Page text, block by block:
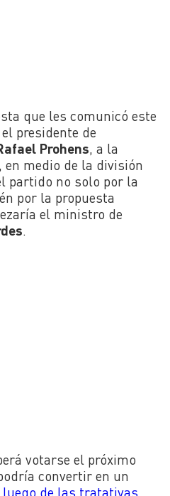
que les comunicó este
presidente de
Prohens, a la
en medio de la división
partido no solo por la
por la propuesta
el ministro de
.
votarse el próximo
convertir en un
luego de las tratativas